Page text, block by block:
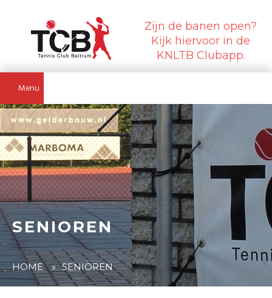
Zijn de banen open?
Kijk hiervoor in de
KNLTB Clubapp.
Menu
HOME » SENIOREN
SENIOREN